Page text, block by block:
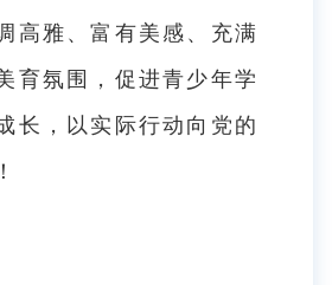
高雅、富有美感、充满
育氛围，促进青少年学
长，以实际行动向党的